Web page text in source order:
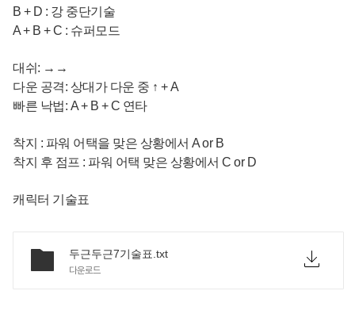
B + D : 강 중단기술
A + B + C : 슈퍼모드
대쉬: →→
다운 공격: 상대가 다운 중 ↑ + A
빠른 낙법: A + B + C 연타
착지 : 파워 어택을 맞은 상황에서 A or B
착지 후 점프 : 파워 어택 맞은 상황에서 C or D
캐릭터 기술표
두근두근7기술표.txt
다운로드